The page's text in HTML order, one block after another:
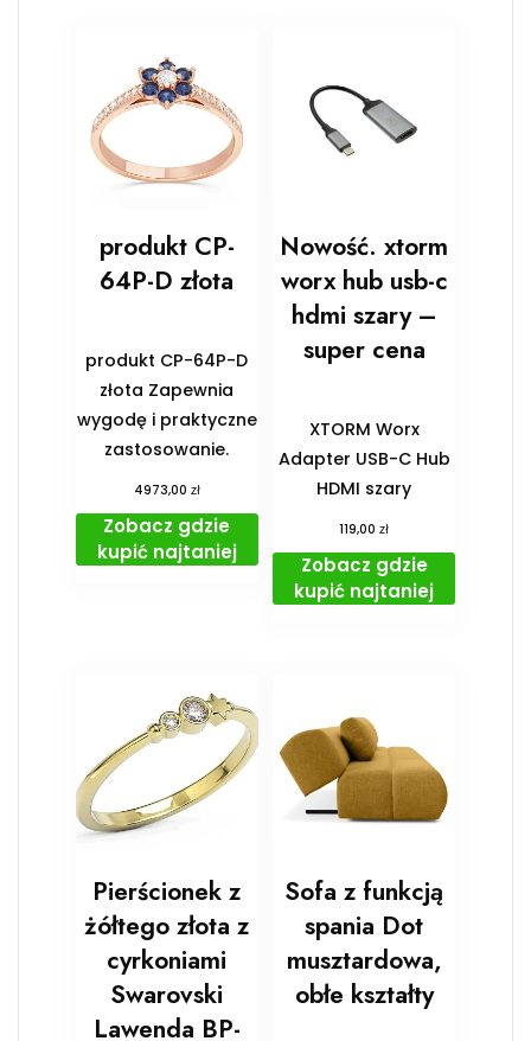
produkt CP-
64P-D złota
produkt CP-64P-D
złota Zapewnia
wygodę i praktyczne
zastosowanie.
4973,00 zł
Zobacz gdzie
kupić najtaniej
Nowość. xtorm
worx hub usb-c
hdmi szary –
super cena
XTORM Worx
Adapter USB-C Hub
HDMI szary
119,00zł
Zobacz gdzie
kupić najtaniej
Pierścionek z
żółtego złota z
cyrkoniami
Swarovski
Lawenda BP-
Sofa z funkcją
spania Dot
musztardowa,
obłe kształty